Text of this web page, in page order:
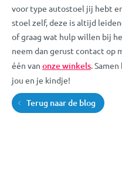
voor type autostoel jij hebt
stoel zelf, deze is altijd
of graag wat hulp willen bij
neem dan gerust contact op
één van onze winkels.
jou en je kindje!
Terug naar de blog